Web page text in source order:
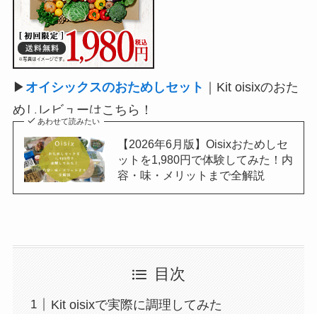
▶ オイシックスのおためしセット
｜Kit oisixのおた
めしレビューはこちら！
あわせて読みたい
【2026年6月版】Oisixおためしセ
ットを1,980円で体験してみた！内
容・味・メリットまで全解説
目次
Kit oisixで実際に調理してみた